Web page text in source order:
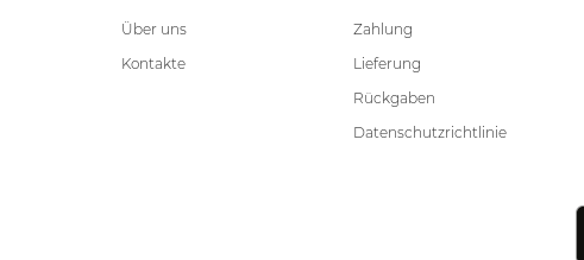
Über uns
Kontakte
Zahlung
Lieferung
Rückgaben
Datenschutzrichtlinie